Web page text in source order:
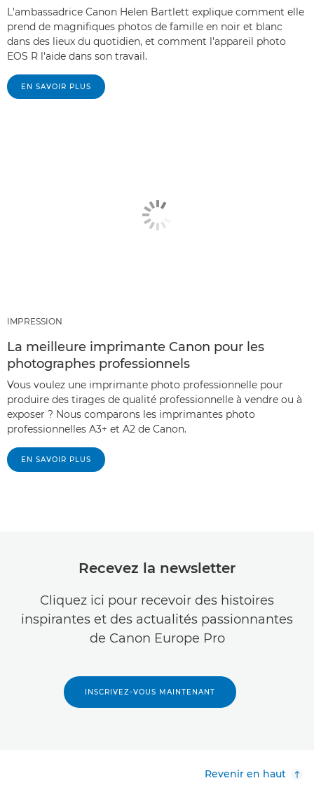
L'ambassadrice Canon Helen Bartlett explique comment elle
prend de magnifiques photos de famille en noir et blanc
dans des lieux du quotidien, et comment l'appareil photo
EOS R l'aide dans son travail.
EN SAVOIR PLUS
IMPRESSION
La meilleure imprimante Canon pour les
photographes professionnels
Vous voulez une imprimante photo professionnelle pour
produire des tirages de qualité professionnelle à vendre ou à
exposer ? Nous comparons les imprimantes photo
professionnelles A3+ et A2 de Canon.
EN SAVOIR PLUS
Recevez la newsletter
Cliquez ici pour recevoir des histoires
inspirantes et des actualités passionnantes
de Canon Europe Pro
INSCRIVEZ-VOUS MAINTENANT
Revenir en haut